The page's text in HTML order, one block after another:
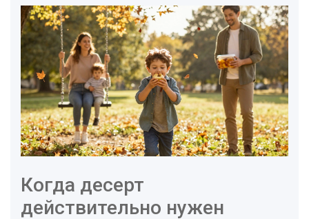
Когда десерт
действительно нужен